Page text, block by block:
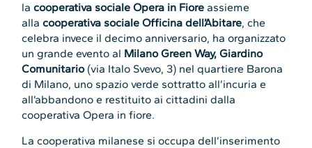
lacooperativa sociale Opera in Fiore assieme
allacooperativa sociale Officina dell’Abitare, che
celebra invece il decimo anniversario, ha organizzato
un grande evento al Milano Green Way, Giardino
Comunitario(via Italo Svevo, 3) nel quartiere Barona
di Milano, uno spazio verde sottratto all’incuria e
all’abbandono e restituito ai cittadini dalla
cooperativa Opera in fiore.
La cooperativa milanese si occupa dell’inserimento